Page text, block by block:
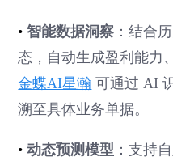
•智能数据洞察 ：结合
态，自动生成盈利能力
金蝶AI星瀚 可通过 AI
溯至具体业务单据。
•动态预测模型 ：支持